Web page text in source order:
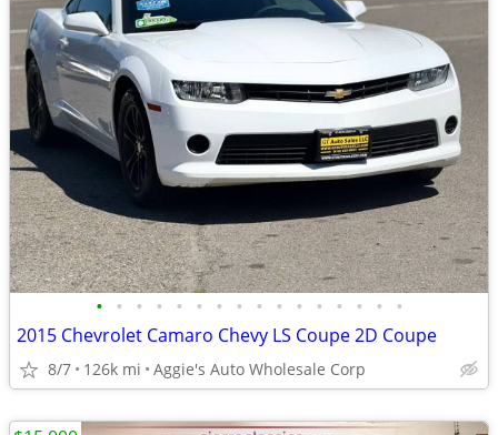
• • • • • • • • • • • • • • • •
2015 Chevrolet Camaro Chevy LS Coupe 2D Coupe
8/7 126k mi Aggie's Auto Wholesale Corp